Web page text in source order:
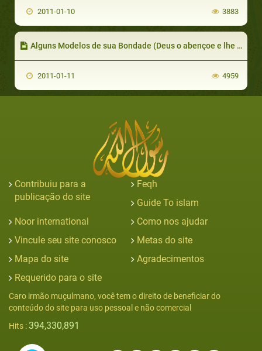
2011-01-10 3883
Alguns Modelos de sua Bondade (Deus o abençoe e lhe dê paz)
2011-01-11 4959
Contribuiu para a
publicação do site
Feqh
Guide To islam
Noor international
Como nos ajudar
Vincule seu site conosco
Metas do site
Mapa do site
Agradecimentos
Requerido para o site
Caro irmão muçulmano, você tem o direito de beneficiar do
conteúdo do site para uso pessoal e não comercial
Hits : 394,330,891